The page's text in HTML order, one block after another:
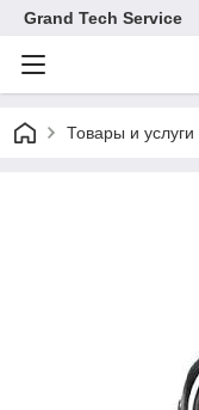
Grand Tech Service
Товары и услуги